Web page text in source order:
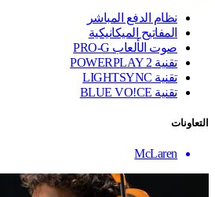
نظام الدفع المباشر
المفاتيح الميكانيكية
صوت الألعاب PRO-G
تقنية ‏POWERPLAY 2
تقنية LIGHTSYNC
تقنية BLUE VO!CE
التعاونات
McLaren